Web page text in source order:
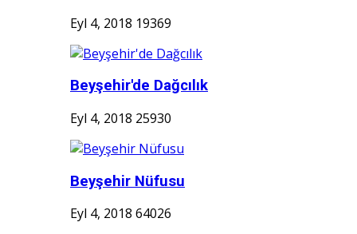
Eyl 4, 2018 19369
Beyşehir'de Dağcılık
Eyl 4, 2018 25930
Beyşehir Nüfusu
Eyl 4, 2018 64026